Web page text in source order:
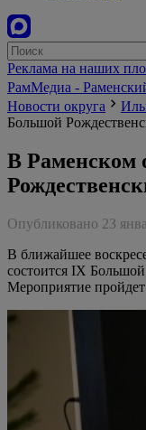
Реклама на наших
РамМедиа -
Новости округа
Большой
В Раменском
Опубликовано 23
В ближайшее
состоится IX
Мероприятие